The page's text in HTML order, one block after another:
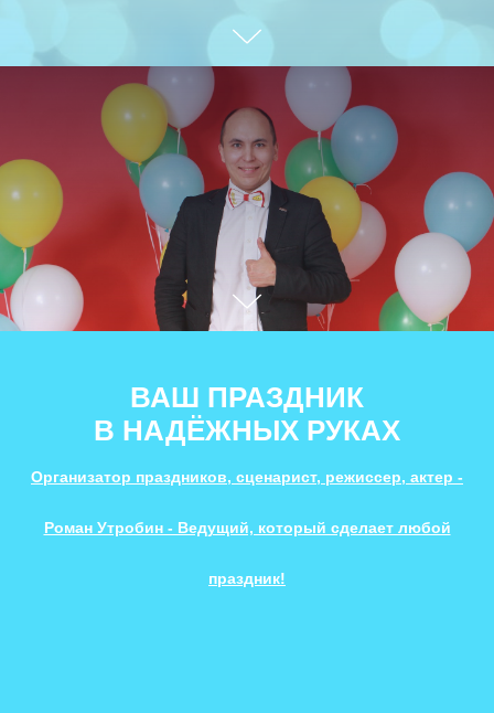
ВАШ ПРАЗДНИК
В НАДЁЖНЫХ РУКАХ
Организатор праздников, сценарист, режиссер, актер -
Роман Утробин - Ведущий, который сделает любой
праздник!